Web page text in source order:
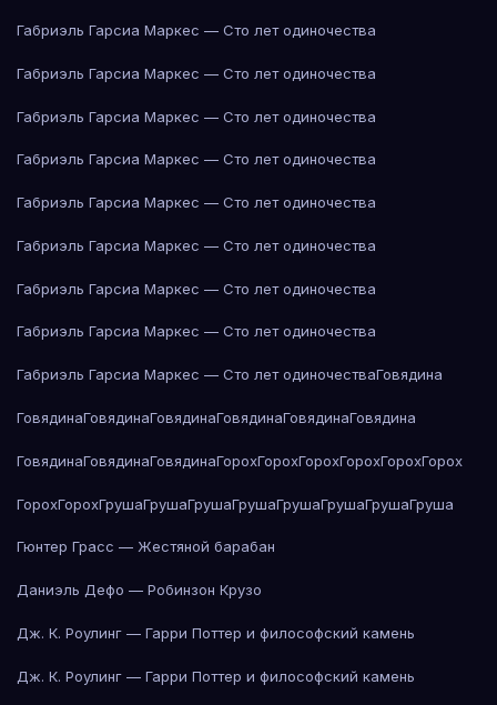
Габриэль Гарсиа Маркес — Сто лет одиночества
Габриэль Гарсиа Маркес — Сто лет одиночества
Габриэль Гарсиа Маркес — Сто лет одиночества
Габриэль Гарсиа Маркес — Сто лет одиночества
Габриэль Гарсиа Маркес — Сто лет одиночества
Габриэль Гарсиа Маркес — Сто лет одиночества
Габриэль Гарсиа Маркес — Сто лет одиночества
Габриэль Гарсиа Маркес — Сто лет одиночества
Габриэль Гарсиа Маркес — Сто лет одиночестваГовядина
ГовядинаГовядинаГовядинаГовядинаГовядинаГовядина
ГовядинаГовядинаГовядинаГорохГорохГорохГорохГорохГорох
ГорохГорохГрушаГрушаГрушаГрушаГрушаГрушаГрушаГруша
Гюнтер Грасс — Жестяной барабан
Даниэль Дефо — Робинзон Крузо
Дж. К. Роулинг — Гарри Поттер и философский камень
Дж. К. Роулинг — Гарри Поттер и философский камень